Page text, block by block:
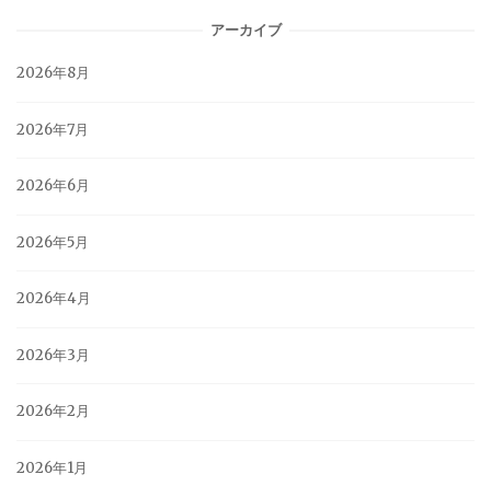
アーカイブ
2026年8月
2026年7月
2026年6月
2026年5月
2026年4月
2026年3月
2026年2月
2026年1月